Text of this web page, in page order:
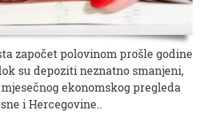
započet polovinom prošle godine
su depoziti neznatno smanjeni,
ekonomskog pregleda
i Hercegovine..